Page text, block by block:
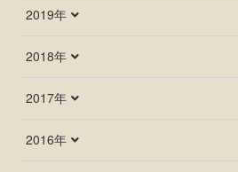
2019年
2018年
2017年
2016年